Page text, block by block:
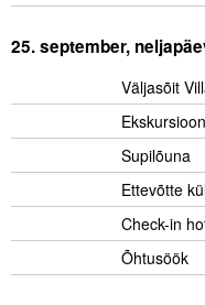
25. september,
Väljasõit
Supilõuna
Ettevõtte
Check-in
Õhtusöök